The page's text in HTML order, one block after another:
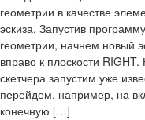
геометрии в качестве
эскиза. Запустив
геометрии, начнем новый
вправо к плоскости
скетчера запустим уже
перейдем, например, на
конечную […]